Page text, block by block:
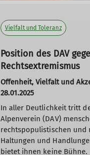
Vielfalt und Toleranz
Position des DAV
Rechtsextremismus
Offenheit, Vielfalt und
28.01.2025
In aller Deutlichkeit tritt
Alpenverein (DAV)
rechtspopulistischen und
Haltungen und
bietet ihnen keine Bühne.